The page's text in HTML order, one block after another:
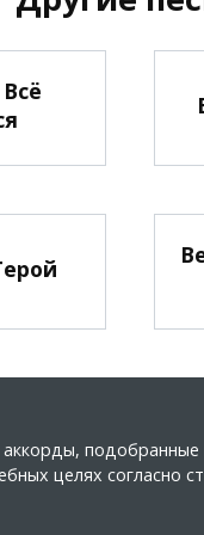
целях согласно